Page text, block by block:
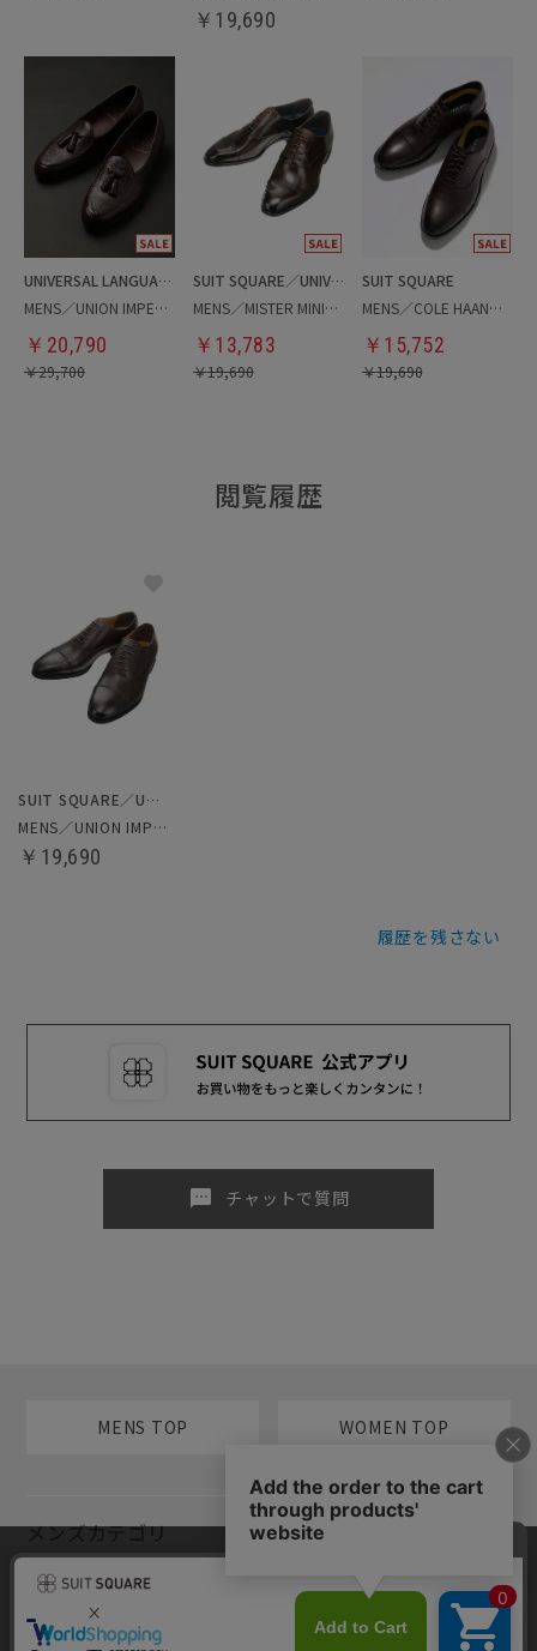
￥ 19,690
UNIVERSAL LANGUAGE
MENS／UNION IMPERIAL別注／タッセルベルジャンシューズ
￥ 20,790
￥29,700
SUIT SQUARE／UNIVERSAL LANGUAGE
MENS／MISTER MINIT／ストレートチップシューズ
￥ 13,783
￥19,690
SUIT SQUARE
MENS／COLE HAAN／ストレートチップシューズ
￥ 15,752
￥19,690
閲覧履歴
SUIT SQUARE／UNIVERSAL LANGUAGE
MENS／UNION IMPERIAL監修／ストレートチップシューズ
￥19,690
履歴を残さない
sms チャットで質問
MENS TOP WOMEN TOP
メンズカテゴリ
レディースカテゴリ
当サイトでは利用体験の向上およびコンテンツの最適な提供、トラフィ
ックの分析を目的としてCookieを使用しています。サイトの閲覧を継続
された場合、Cookieの利用に同意したものといたします。詳細について